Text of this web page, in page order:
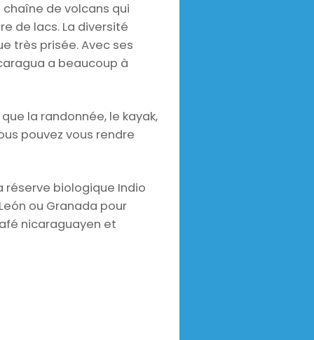
de volcans qui
de lacs. La diversité
très prisée. Avec ses
a beaucoup à
la randonnée, le kayak,
pouvez vous rendre
réserve biologique Indio
ou Granada pour
nicaraguayen et